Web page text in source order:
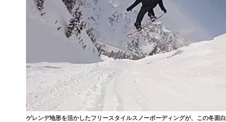
ゲレンデ地形を活かしたフリースタイルスノーボーディングが、この冬面白